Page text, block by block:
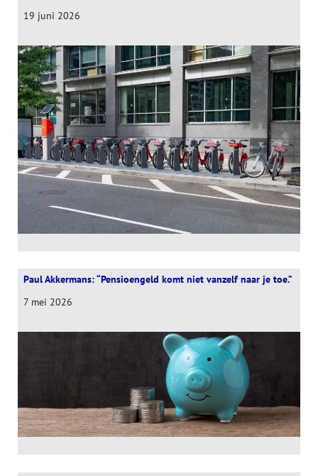
19 juni 2026
Paul Akkermans: “Pensioengeld komt niet vanzelf naar je toe.”
7 mei 2026